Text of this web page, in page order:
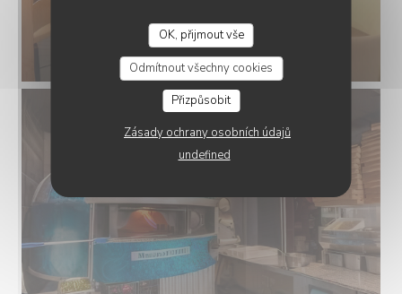
OK, přijmout vše
Odmítnout všechny cookies
Přizpůsobit
Zásady ochrany osobních údajů
undefined